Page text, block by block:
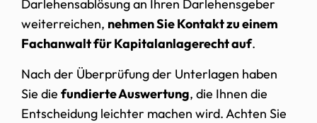
Darlehensablösung an Ihren Darlehensgeber
weiterreichen, nehmen Sie Kontakt zu einem
Fachanwalt für Kapitalanlagerecht auf.
Nach der Überprüfung der Unterlagen haben
Sie die fundierte Auswertung, die Ihnen die
Entscheidung leichter machen wird. Achten Sie